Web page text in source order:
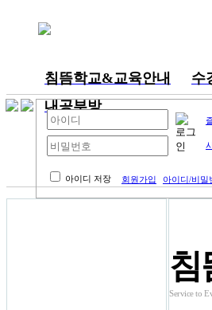
침뜸학교&교육안내 수
내공부방
아이디 저장 회원가입 아이디/비밀
침
Service to